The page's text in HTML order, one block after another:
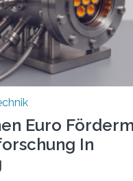
an das Netz kann kein
Nach dem
Euro
In